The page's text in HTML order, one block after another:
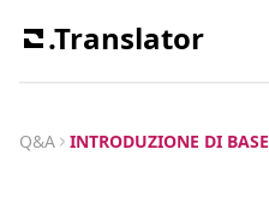
.Translator
Q&A INTRODUZIONE DI BASE